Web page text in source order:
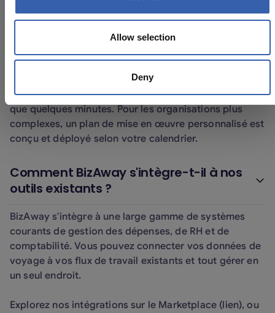
Allow selection
Deny
lorsque les choses ne se passent pas comme prévu.
Combien de temps faut-il pour
l'intégration et le démarrage ?
Pour les petites entreprises, la configuration ne prend
que quelques minutes. Pour les organisations plus
complexes, un plan de mise en œuvre personnalisé est
conçu et déployé selon votre calendrier.
Comment BizAway s'intègre-t-il à nos
outils existants ?
BizAway s'intègre à une large gamme de systèmes
courants de gestion des dépenses, de RH et de
comptabilité. Vous pouvez connecter vos données de
voyage à vos flux de travail existants et tout gérer en
un seul endroit.
Explorez nos intégrations sur le Marketplace (lien), ou